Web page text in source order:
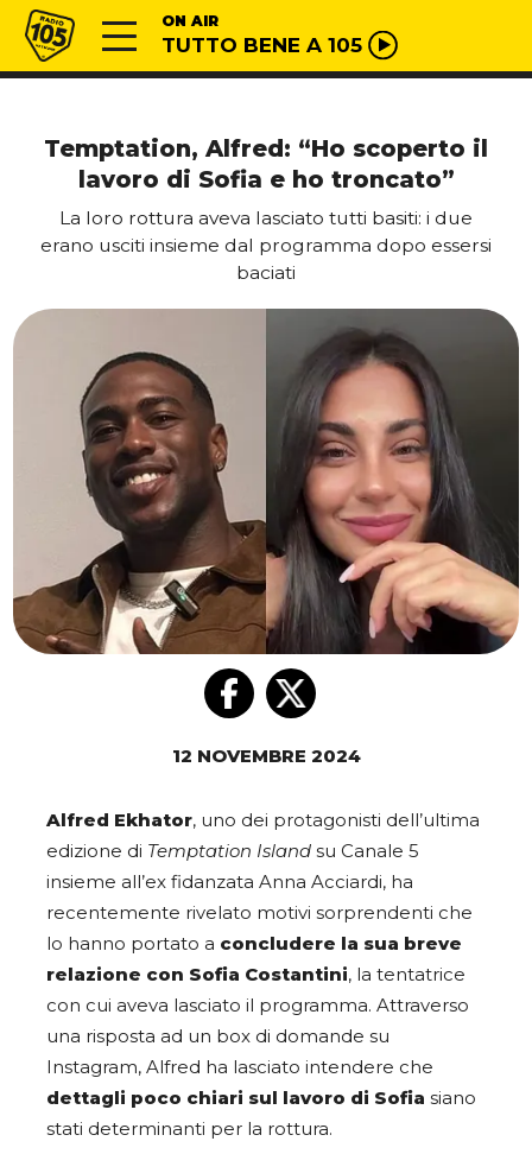
Vai al contenuto
Radio 105 ON AIR
TUTTO BENE A 105
Temptation, Alfred: “Ho scoperto il
lavoro di Sofia e ho troncato”
La loro rottura aveva lasciato tutti basiti: i due
erano usciti insieme dal programma dopo essersi
baciati
12 NOVEMBRE 2024
Alfred Ekhator, uno dei protagonisti dell’ultima
edizione di Temptation Island su Canale 5
insieme all’ex fidanzata Anna Acciardi, ha
recentemente rivelato motivi sorprendenti che
lo hanno portato a concludere la sua breve
relazione con Sofia Costantini, la tentatrice
con cui aveva lasciato il programma. Attraverso
una risposta ad un box di domande su
Instagram, Alfred ha lasciato intendere che
dettagli poco chiari sul lavoro di Sofia siano
stati determinanti per la rottura.